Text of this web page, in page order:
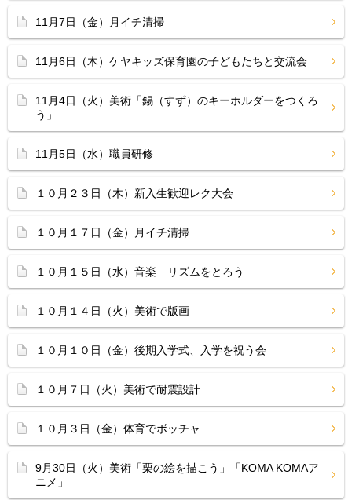
11月7日（金）月イチ清掃
11月6日（木）ケヤキッズ保育園の子どもたちと交流会
11月4日（火）美術「錫（すず）のキーホルダーをつくろ
う」
11月5日（水）職員研修
１０月２３日（木）新入生歓迎レク大会
１０月１７日（金）月イチ清掃
１０月１５日（水）音楽 リズムをとろう
１０月１４日（火）美術で版画
１０月１０日（金）後期入学式、入学を祝う会
１０月７日（火）美術で耐震設計
１０月３日（金）体育でボッチャ
9月30日（火）美術「栗の絵を描こう」「KOMA KOMAア
ニメ」